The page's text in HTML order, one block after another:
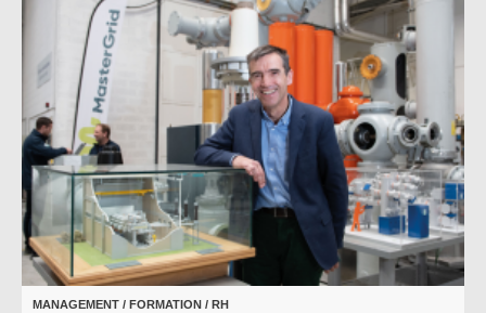
MANAGEMENT / FORMATION / RH